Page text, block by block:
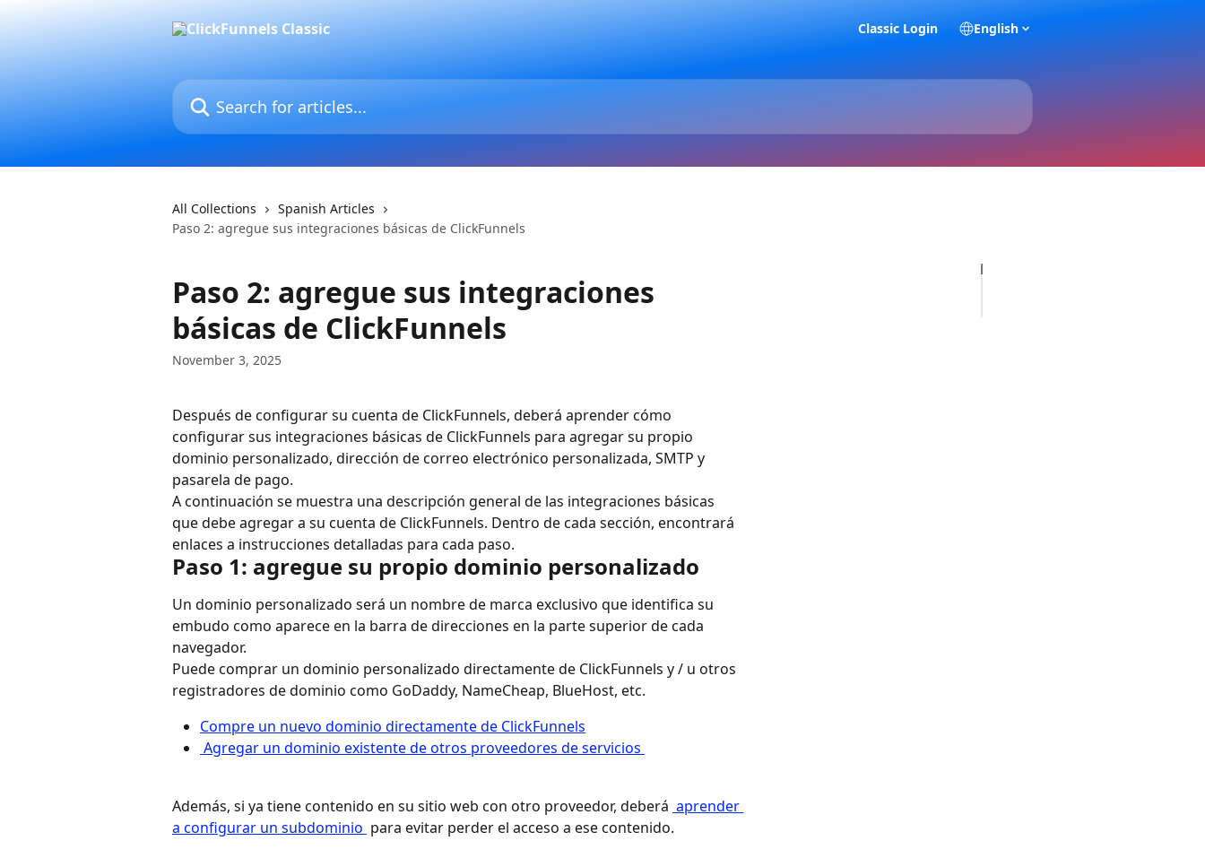
Classic Login English
Search for articles...
All Collections
Spanish Articles
Paso 2: agregue sus integraciones básicas de ClickFunnels
Paso 2: agregue sus integraciones
básicas de ClickFunnels
November 3, 2025
Después de configurar su cuenta de ClickFunnels, deberá aprender cómo
configurar sus integraciones básicas de ClickFunnels para agregar su propio
dominio personalizado, dirección de correo electrónico personalizada, SMTP y
pasarela de pago.
A continuación se muestra una descripción general de las integraciones básicas
que debe agregar a su cuenta de ClickFunnels. Dentro de cada sección, encontrará
enlaces a instrucciones detalladas para cada paso.
Paso 1: agregue su propio dominio personalizado
Un dominio personalizado será un nombre de marca exclusivo que identifica su
embudo como aparece en la barra de direcciones en la parte superior de cada
navegador.
Puede comprar un dominio personalizado directamente de ClickFunnels y / u otros
registradores de dominio como GoDaddy, NameCheap, BlueHost, etc.
Compre un nuevo dominio directamente de ClickFunnels
Agregar un dominio existente de otros proveedores de servicios
Además, si ya tiene contenido en su sitio web con otro proveedor, deberá aprender
a configurar un subdominio para evitar perder el acceso a ese contenido.